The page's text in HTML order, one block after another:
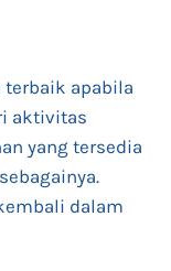
apabila
aktivitas
yang tersedia
dalam